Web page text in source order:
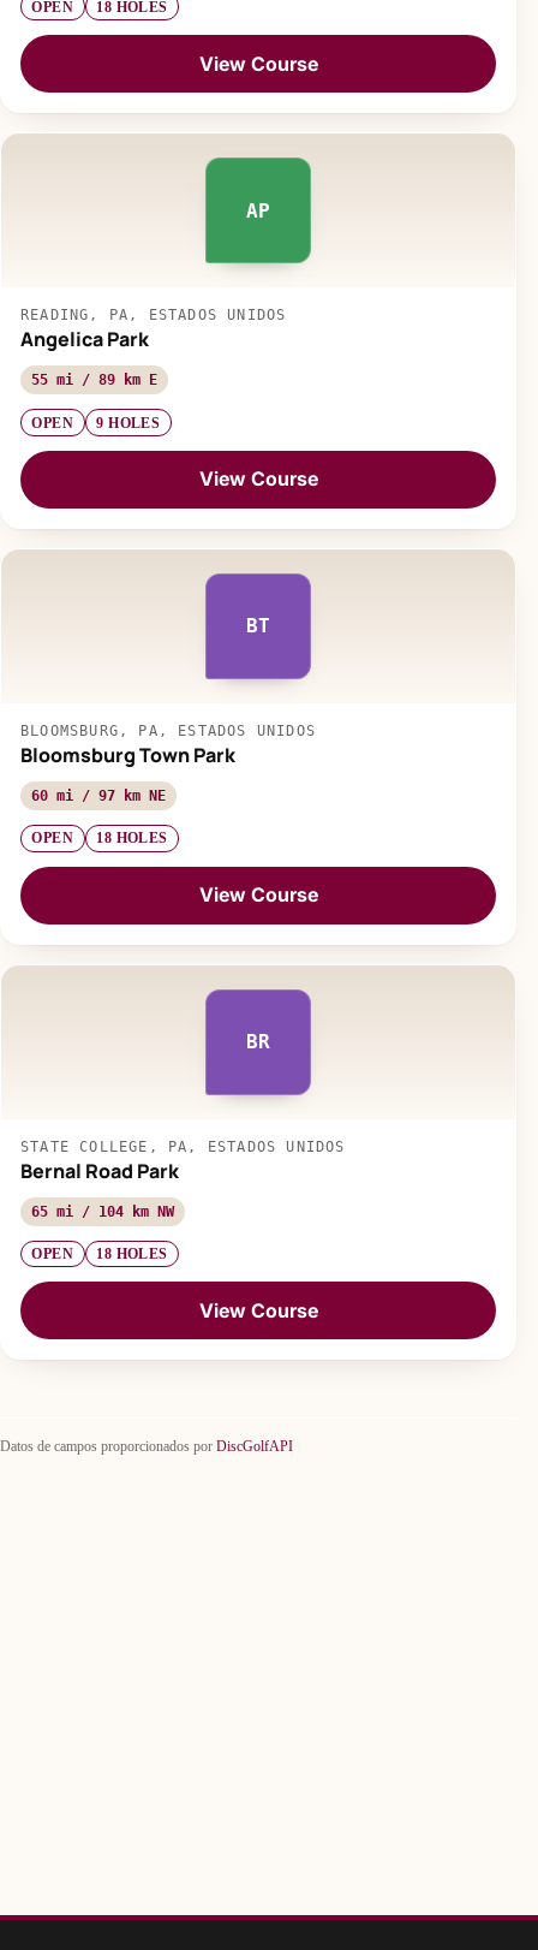
OPEN 18 HOLES
View Course
AP
READING, PA, ESTADOS UNIDOS
Angelica Park
55 mi / 89 km E
OPEN 9 HOLES
View Course
BT
BLOOMSBURG, PA, ESTADOS UNIDOS
Bloomsburg Town Park
60 mi / 97 km NE
OPEN 18 HOLES
View Course
BR
STATE COLLEGE, PA, ESTADOS UNIDOS
Bernal Road Park
65 mi / 104 km NW
OPEN 18 HOLES
View Course
Datos de campos proporcionados por DiscGolfAPI